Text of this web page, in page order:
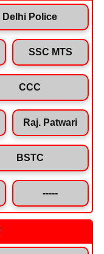
Delhi Police
SSC MTS
CCC
Raj. Patwari
BSTC
-----